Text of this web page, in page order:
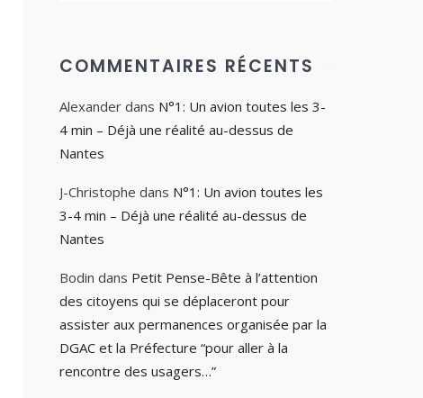
COMMENTAIRES RÉCENTS
Alexander dans N°1: Un avion toutes les 3-
4 min – Déjà une réalité au-dessus de
Nantes
J-Christophe dans N°1: Un avion toutes les
3-4 min – Déjà une réalité au-dessus de
Nantes
Bodin dans Petit Pense-Bête à l’attention
des citoyens qui se déplaceront pour
assister aux permanences organisée par la
DGAC et la Préfecture “pour aller à la
rencontre des usagers…”